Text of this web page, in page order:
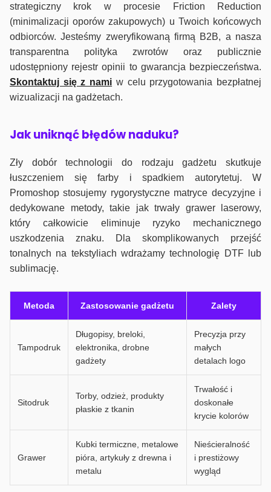
strategiczny krok w procesie Friction Reduction
(minimalizacji oporów zakupowych) u Twoich końcowych
odbiorców. Jesteśmy zweryfikowaną firmą B2B, a nasza
transparentna polityka zwrotów oraz publicznie
udostępniony rejestr opinii to gwarancja bezpieczeństwa.
Skontaktuj się z nami w celu przygotowania bezpłatnej
wizualizacji na gadżetach.
Jak uniknąć błędów naduku?
Zły dobór technologii do rodzaju gadżetu skutkuje
łuszczeniem się farby i spadkiem autorytetuj. W
Promoshop stosujemy rygorystyczne matryce decyzyjne i
dedykowane metody, takie jak trwały grawer laserowy,
który całkowicie eliminuje ryzyko mechanicznego
uszkodzenia znaku. Dla skomplikowanych przejść
tonalnych na tekstyliach wdrażamy technologię DTF lub
sublimację.
Metoda Zastosowanie gadżetu Zalety
Tampodruk
Długopisy, breloki,
elektronika, drobne
gadżety
Precyzja przy
małych
detalach logo
Sitodruk
Torby, odzież, produkty
płaskie z tkanin
Trwałość i
doskonałe
krycie kolorów
Grawer
Kubki termiczne, metalowe
pióra, artykuły z drewna i
metalu
Nieścieralność
i prestiżowy
wygląd